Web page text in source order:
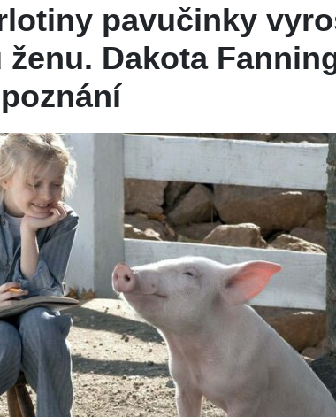
pavučinky
Dakota